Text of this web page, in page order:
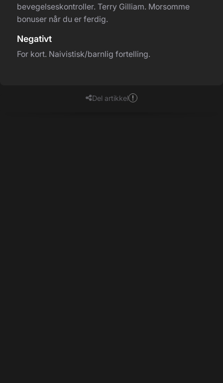
bevegelseskontroller. Terry Gilliam. Morsomme
bonuser når du er ferdig.
Negativt
For kort. Naivistisk/barnlig fortelling.
Del artikkel